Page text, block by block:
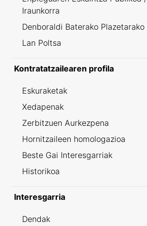
Iraunkorra
Denboraldi Baterako
Lan Poltsa
Kontratatzailearen profila
Eskuraketak
Xedapenak
Zerbitzuen Aurkezpena
Hornitzaileen homologazioa
Beste Gai Interesgarriak
Historikoa
Interesgarria
Dendak